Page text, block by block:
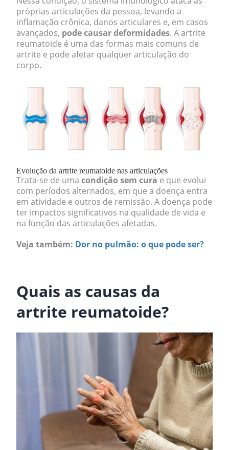
próprias articulações da pessoa, levando a
inflamação crônica, danos articulares e, em casos
avançados, pode causar deformidades. A artrite
reumatoide é uma das formas mais comuns de
artrite e pode afetar qualquer articulação do
corpo.
Evolução da artrite reumatoide nas articulações
Trata-se de uma condição sem cura e que evolui
com períodos alternados, em que a doença entra
em atividade e outros de remissão. A doença pode
ter impactos significativos na qualidade de vida e
na função das articulações afetadas.
Veja também: Dor no pulmão: o que pode ser?
Quais as causas da
artrite reumatoide?